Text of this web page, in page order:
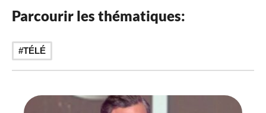
Parcourir les thématiques:
TÉLÉ